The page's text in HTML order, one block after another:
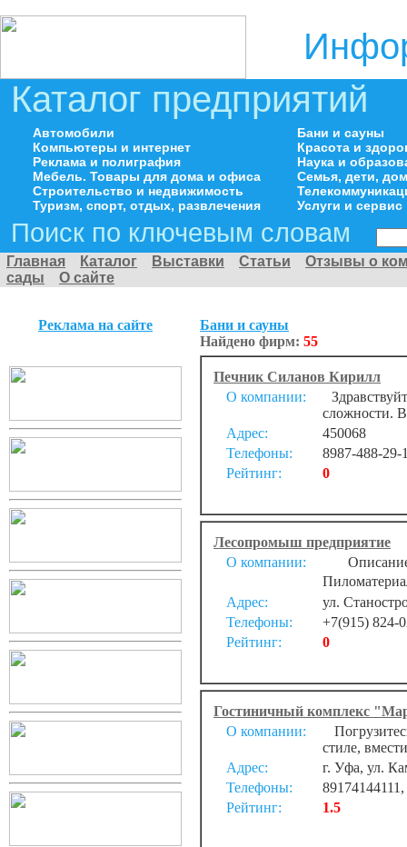
Каталог предприятий
Автомобили
Компьютеры и интернет
Реклама и полиграфия
Мебель. Товары для дома и офиса
Строительство и недвижимость
Туризм, спорт, отдых, развлечения
Бани и сауны
Красота и
Наука и
Семья, дети,
Услуги и сервис
Поиск по ключевым словам
Главная Каталог Выставки Статьи
Отзывы о
сады
О сайте
Реклама на сайте
Бани и сауны
Найдено фирм: 55
Печник Силанов Кирилл
О компании:
сложности.
Адрес:
450068
Телефоны:
8987-488-29-
Рейтинг:
0
Лесопромыш предприятие
О компании:
Адрес:
ул.
Телефоны:
+7(915) 824-
Рейтинг:
0
Гостиничный комплекс
О компании:
стиле,
Адрес:
г. Уфа, ул.
Телефоны:
Рейтинг:
1.5